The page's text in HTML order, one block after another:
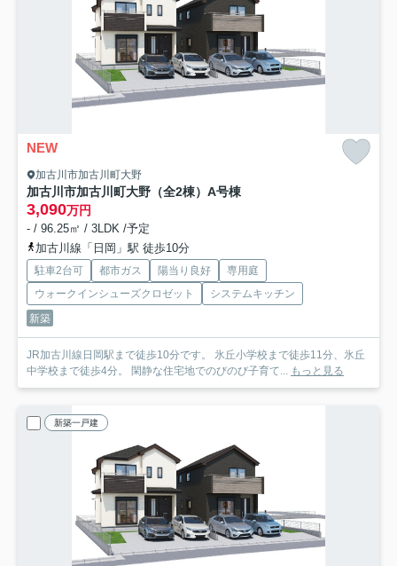
NEW
加古川市加古川町大野
加古川市加古川町大野（全2棟）A号棟
3,090万円
- / 96.25㎡ / 3LDK /予定
加古川線「日岡」駅 徒歩10分
駐車2台可 都市ガス 陽当り良好
専用庭
ウォークインシューズクロゼット
システムキッチン
新築
JR加古川線日岡駅まで徒歩10分です。 氷丘小学校まで徒歩11分、氷丘
中学校まで徒歩4分。 閑静な住宅地でのびのび子育て... もっと見る
新築一戸建